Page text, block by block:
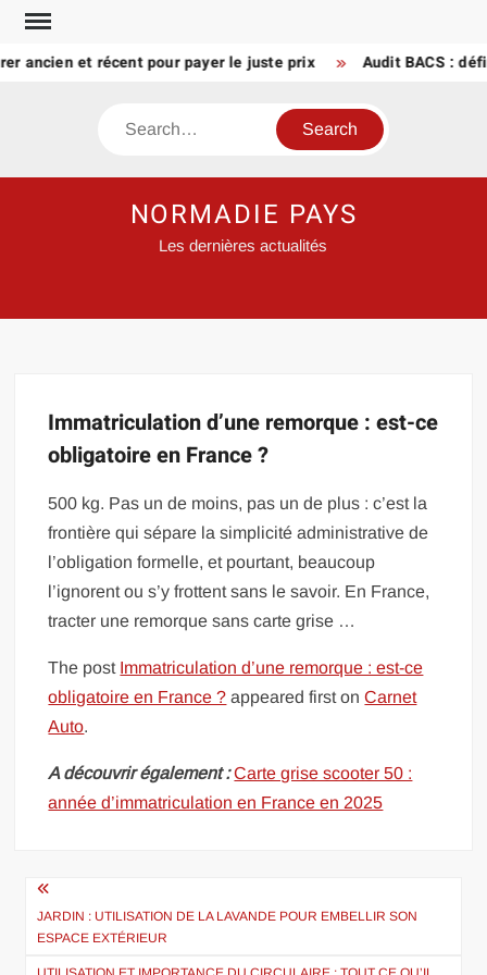
Skip
contentancien et récent pour payer le juste prix Audit BACS :
Search
NORMADIE PAYS
Les dernières actualités
Immatriculation d’une remorque : est-ce
obligatoire en France ?
500 kg. Pas un de moins, pas un de plus : c’est la
frontière qui sépare la simplicité administrative de
l’obligation formelle, et pourtant, beaucoup
l’ignorent ou s’y frottent sans le savoir. En France,
tracter une remorque sans carte grise …
The post Immatriculation d’une remorque : est-ce
obligatoire en France ? appeared first onCarnet
Auto.
A découvrir également : Carte grise scooter 50 :
année d’immatriculation en France en 2025
Navigation
de
l’article
JARDIN : UTILISATION DE LA LAVANDE POUR EMBELLIR SON
ESPACE EXTÉRIEUR